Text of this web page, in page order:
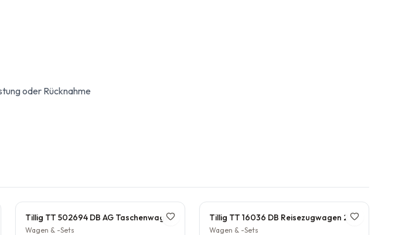
oder Rücknahme
Tillig TT 502694 DB AG Taschenwagen Danzas Rot Epoche V Club-Jahresmodell 2025 Güterwagen
Wagen & -Sets
Tillig TT 16036 DB Reisezugwagen 2. Klasse Grün Epoche III Preußischer Durchgangswagen
Wagen & -Sets